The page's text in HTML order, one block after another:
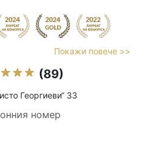
Покажи повече >>
(89)
Георгиеви“ 33
номер